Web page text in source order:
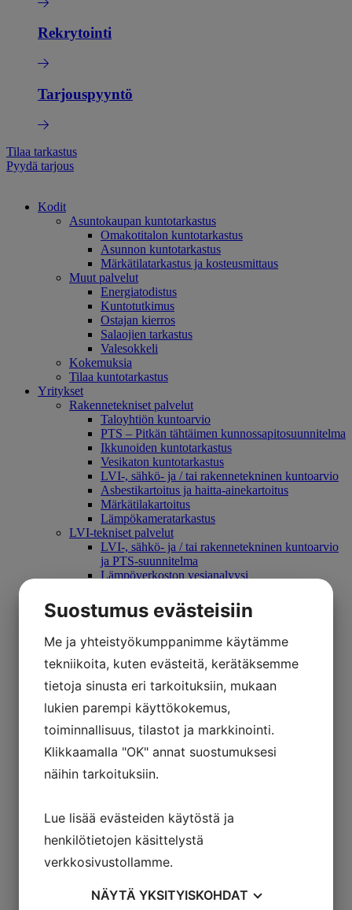
Rekrytointi
Tarjouspyyntö
Tilaa tarkastus
Pyydä tarjous
Kodit
Asuntokaupan kuntotarkastus
Omakotitalon kuntotarkastus
Asunnon kuntotarkastus
Märkätilatarkastus ja kosteusmittaus
Muut palvelut
Energiatodistus
Kuntotutkimus
Ostajan kierros
Salaojien tarkastus
Valesokkeli
Kokemuksia
Tilaa kuntotarkastus
Yritykset
Rakennetekniset palvelut
Taloyhtiön kuntoarvio
PTS – Pitkän tähtäimen kunnossapitosuunnitelma
Ikkunoiden kuntotarkastus
Vesikaton kuntotarkastus
LVI-, sähkö- ja / tai rakennetekninen kuntoarvio
Asbestikartoitus ja haitta-ainekartoitus
Märkätilakartoitus
Lämpökameratarkastus
LVI-tekniset palvelut
LVI-, sähkö- ja / tai rakennetekninen kuntoarvio
ja PTS-suunnitelma
Lämpöverkoston vesianalyysi
Muoviviemäreiden kuntotutkimus
Valurautaviemärin pinnoitettavuustarkastus
Viemäripalvelut
Sähkötekniset palvelut
Sähkötekniset tarkastukset
Sisäilmatekniset palvelut
Kosteustekninen kuntotutkimus
Olosuhdemittaus
Sisäilmatutkimus
Hankepalvelut
Hankesuunnittelu
Rakennuttaminen
Referenssit
Suppea referenssiluettelo
Laaja referenssiluettelo
Blogi
Usein kysytyt kysymykset
Tietoa yrityksestä
Suostumus evästeisiin
Me ja yhteistyökumppanimme käytämme
tekniikoita, kuten evästeitä, kerätäksemme
tietoja sinusta eri tarkoituksiin, mukaan
lukien parempi käyttökokemus,
toiminnallisuus, tilastot ja markkinointi.
Klikkaamalla "OK" annat suostumuksesi
näihin tarkoituksiin.
Lue lisää evästeiden käytöstä ja
henkilötietojen käsittelystä
verkkosivustollamme.
NÄYTÄ YKSITYISKOHDAT